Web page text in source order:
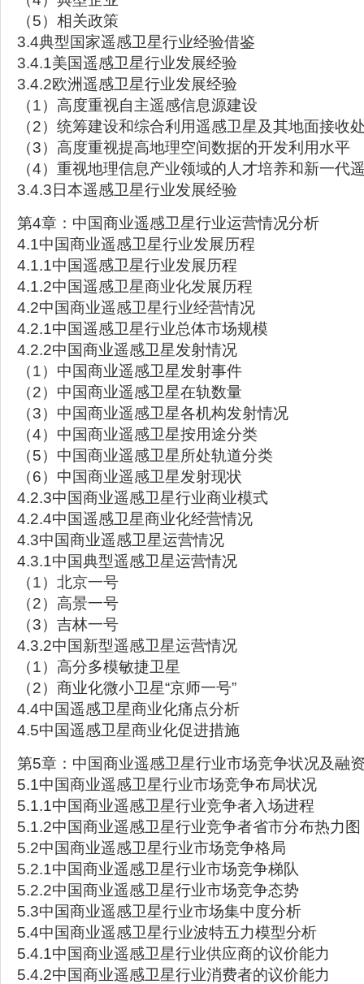
（5）相关政策
3.4典型国家遥感卫星行业经验借鉴
3.4.1美国遥感卫星行业发展经验
3.4.2欧洲遥感卫星行业发展经验
（1）高度重视自主遥感信息源建设
（2）统筹建设和综合利用遥感卫星及其地面接收
（3）高度重视提高地理空间数据的开发利用水平
（4）重视地理信息产业领域的人才培养和新一代
3.4.3日本遥感卫星行业发展经验
第4章：中国商业遥感卫星行业运营情况分析
4.1中国商业遥感卫星行业发展历程
4.1.1中国遥感卫星行业发展历程
4.1.2中国遥感卫星商业化发展历程
4.2中国商业遥感卫星行业经营情况
4.2.1中国遥感卫星行业总体市场规模
4.2.2中国商业遥感卫星发射情况
（1）中国商业遥感卫星发射事件
（2）中国商业遥感卫星在轨数量
（3）中国商业遥感卫星各机构发射情况
（4）中国商业遥感卫星按用途分类
（5）中国商业遥感卫星所处轨道分类
（6）中国商业遥感卫星发射现状
4.2.3中国商业遥感卫星行业商业模式
4.2.4中国遥感卫星商业化经营情况
4.3中国商业遥感卫星运营情况
4.3.1中国典型遥感卫星运营情况
（1）北京一号
（2）高景一号
（3）吉林一号
4.3.2中国新型遥感卫星运营情况
（1）高分多模敏捷卫星
（2）商业化微小卫星“京师一号”
4.4中国遥感卫星商业化痛点分析
4.5中国遥感卫星商业化促进措施
第5章：中国商业遥感卫星行业市场竞争状况及融
5.1中国商业遥感卫星行业市场竞争布局状况
5.1.1中国商业遥感卫星行业竞争者入场进程
5.1.2中国商业遥感卫星行业竞争者省市分布热力图
5.2中国商业遥感卫星行业市场竞争格局
5.2.1中国商业遥感卫星行业市场竞争梯队
5.2.2中国商业遥感卫星行业市场竞争态势
5.3中国商业遥感卫星行业市场集中度分析
5.4中国商业遥感卫星行业波特五力模型分析
5.4.1中国商业遥感卫星行业供应商的议价能力
5.4.2中国商业遥感卫星行业消费者的议价能力